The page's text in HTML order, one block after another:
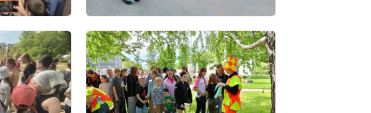
Image